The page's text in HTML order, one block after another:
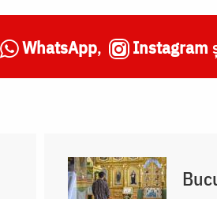
WhatsApp, Instagram